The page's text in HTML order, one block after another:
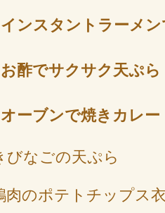
インスタントラーメ
お酢でサクサク天ぷら
オーブンで焼きカレー
びなごの天ぷら
肉のポテトチップス